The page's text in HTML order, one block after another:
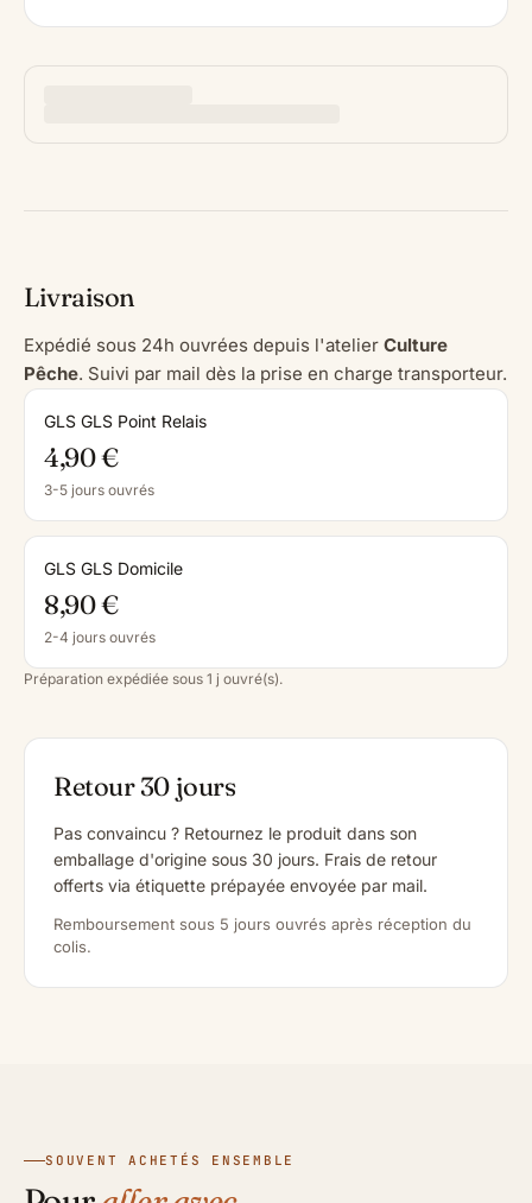
Livraison
Expédié sous 24h ouvrées depuis l'atelier Culture
Pêche. Suivi par mail dès la prise en charge transporteur.
GLS GLS Point Relais
4,90 €
3-5 jours ouvrés
GLS GLS Domicile
8,90 €
2-4 jours ouvrés
Préparation expédiée sous 1 j ouvré(s).
Retour 30 jours
Pas convaincu ? Retournez le produit dans son
emballage d'origine sous 30 jours. Frais de retour
offerts via étiquette prépayée envoyée par mail.
Remboursement sous 5 jours ouvrés après réception du
colis.
SOUVENT ACHETÉS ENSEMBLE